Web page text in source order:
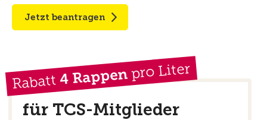
Jetzt beantragen
Rabatt4 Rappenpro Liter
für TCS-Mitglieder